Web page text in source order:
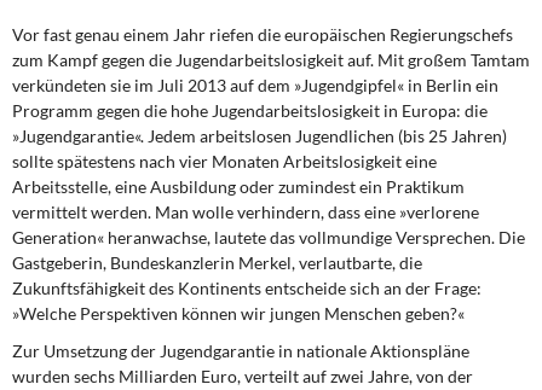
Wirtschaftspolitik
Steuer- und Finanzpolitik
Öffentliche Infrastruktur und Daseinsvorsorge
Eurokrise und Griechenland
DIE LINKE
Weitere Themen
Memo-Gruppe
Vor fast genau einem Jahr riefen die europäischen Regierungschefs
zum Kampf gegen die Jugendarbeitslosigkeit auf. Mit großem Tamtam
verkündeten sie im Juli 2013 auf dem »Jugendgipfel« in Berlin ein
Programm gegen die hohe Jugendarbeitslosigkeit in Europa: die
»Jugendgarantie«. Jedem arbeitslosen Jugendlichen (bis 25 Jahren)
sollte spätestens nach vier Monaten Arbeitslosigkeit eine
Arbeitsstelle, eine Ausbildung oder zumindest ein Praktikum
vermittelt werden. Man wolle verhindern, dass eine »verlorene
Generation« heranwachse, lautete das vollmundige Versprechen. Die
Gastgeberin, Bundeskanzlerin Merkel, verlautbarte, die
Zukunftsfähigkeit des Kontinents entscheide sich an der Frage:
»Welche Perspektiven können wir jungen Menschen geben?«
Zur Umsetzung der Jugendgarantie in nationale Aktionspläne
wurden sechs Milliarden Euro, verteilt auf zwei Jahre, von der